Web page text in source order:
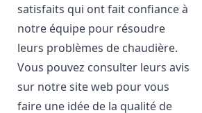
satisfaits qui ont fait confiance à
notre équipe pour résoudre
leurs problèmes de chaudière.
Vous pouvez consulter leurs avis
sur notre site web pour vous
faire une idée de la qualité de